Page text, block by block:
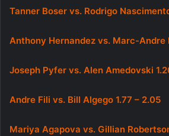
Tanner Boser vs. Rodrigo
Anthony Hernandez vs. Marc-Andre
Joseph Pyfer vs. Alen Amedovski
Andre Fili vs. Bill Algego 1.77 – 2.05
Mariya Agapova vs. Gillian